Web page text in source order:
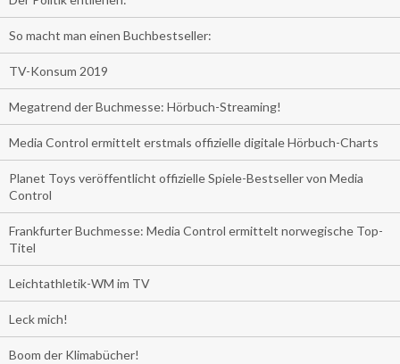
So macht man einen Buchbestseller:
TV-Konsum 2019
Megatrend der Buchmesse: Hörbuch-Streaming!
Media Control ermittelt erstmals offizielle digitale Hörbuch-Charts
Planet Toys veröffentlicht offizielle Spiele-Bestseller von Media
Control
Frankfurter Buchmesse: Media Control ermittelt norwegische Top-
Titel
Leichtathletik-WM im TV
Leck mich!
Boom der Klimabücher!